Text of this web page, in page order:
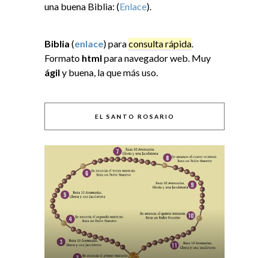
una buena Biblia: (Enlace).
Biblia (enlace) paraconsulta rápida.
Formato html para navegador web. Muy
ágil y buena, la que más uso.
EL SANTO ROSARIO